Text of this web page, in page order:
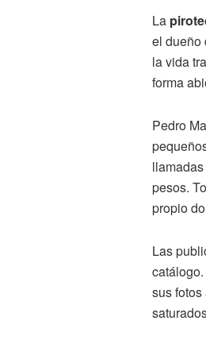
La
el dueño
la vida
forma
Pedro
pesos.
propio
Las
sus